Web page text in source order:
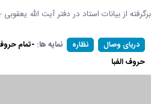
برگرفته از بیانات استاد در دفتر آیت الله یعقوبی -
دریای وصال نظاره نمایه ها: -تمام
حروف الفبا